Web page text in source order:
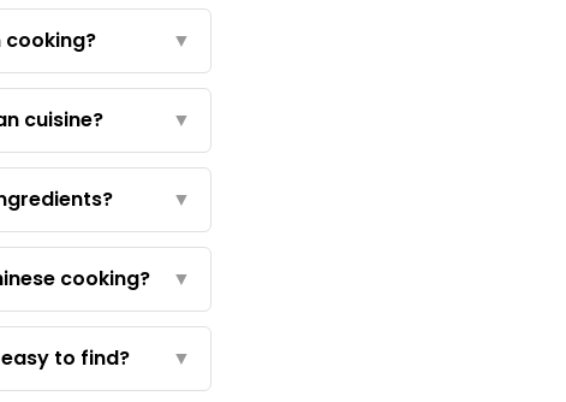
cooking? ▼
cuisine? ▼
▼
cooking? ▼
to find? ▼